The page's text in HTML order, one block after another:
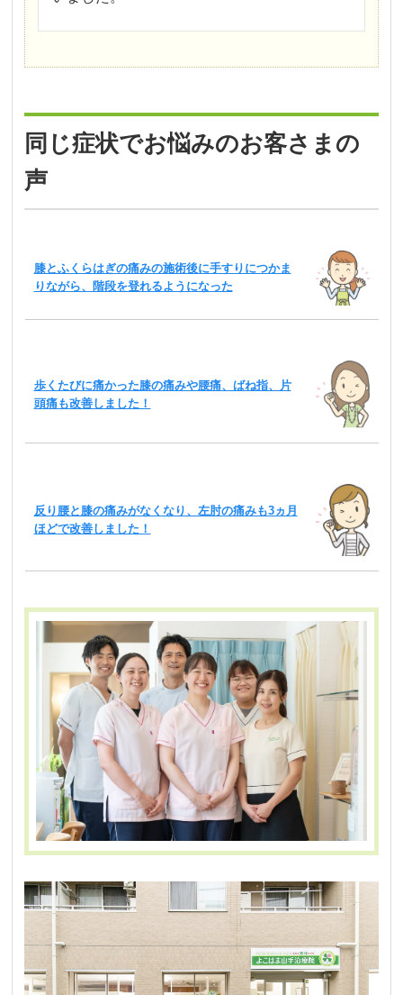
同じ症状でお悩みのお客さまの
声
膝とふくらはぎの痛みの施術後に手すりにつかま
りながら、階段を登れるようになった
歩くたびに痛かった膝の痛みや腰痛、ばね指、片
頭痛も改善しました！
反り腰と膝の痛みがなくなり、左肘の痛みも3ヵ月
ほどで改善しました！